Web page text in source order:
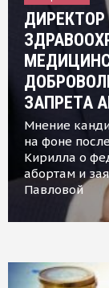
ЗАПРЕТА
Мнение
на фоне
Кирилла о
абортам и
Павловой